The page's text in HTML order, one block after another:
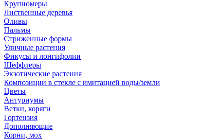
Крупномеры
Лиственные деревья
Оливы
Пальмы
Стриженные формы
Уличные растения
Фикусы и лонгифолии
Шеффлеры
Экзотические растения
Композиции в стекле с имитацией воды/земли
Цветы
Антуриумы
Ветки, коряги
Гортензия
Дополняющие
Корни, мох